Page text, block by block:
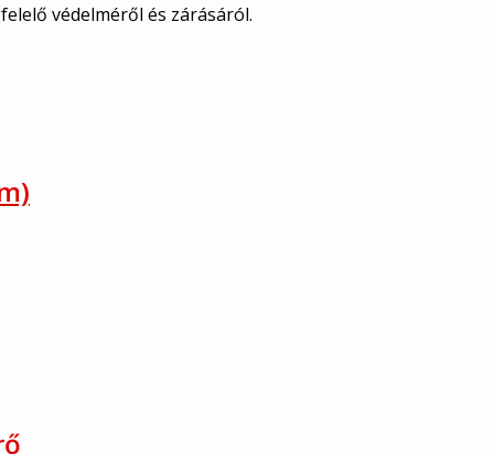
védelméről és zárásáról.